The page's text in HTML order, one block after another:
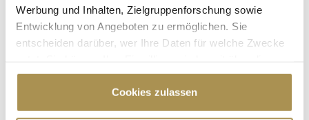
Werbung und Inhalten, Zielgruppenforschung sowie
Entwicklung von Angeboten zu ermöglichen. Sie
entscheiden darüber, wer Ihre Daten für welche Zwecke
Cookie-Erklärung oder durch Klicken auf das Privacy
Trigger Symbol ändern oder widerrufen
Cookies zulassen